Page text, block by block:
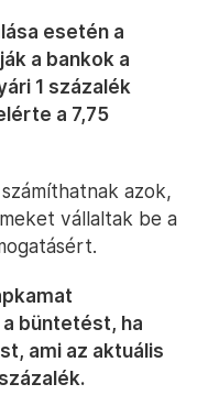
esetén a
a bankok a
1 százalék
a 7,75
azok,
vállaltak be a
büntetést, ha
ami az aktuális